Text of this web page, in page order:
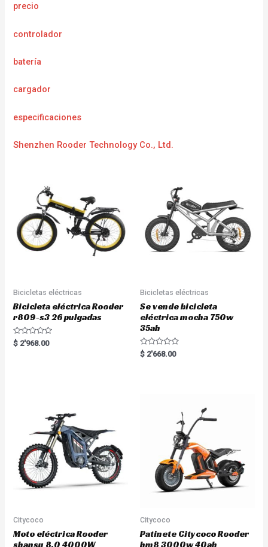
precio
controlador
batería
cargador
especificaciones
Shenzhen Rooder Technology Co., Ltd.
Bicicletas eléctricas
Bicicleta eléctrica Rooder
r809-s3 26 pulgadas
R
a
$ 2'968.00
Bicicletas eléctricas
Se vende bicicleta
eléctrica mocha 750w
35ah
R
a
$ 2'668.00
Citycoco
Moto eléctrica Rooder
shansu 8.0 4000W
Citycoco
Patinete Citycoco Rooder
hm8 3000w 40ah